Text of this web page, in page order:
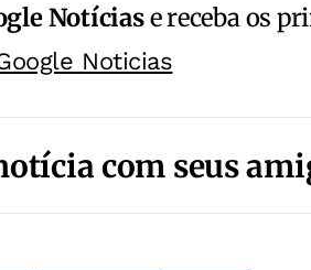
Notíciase receba os
Noticias
com seus